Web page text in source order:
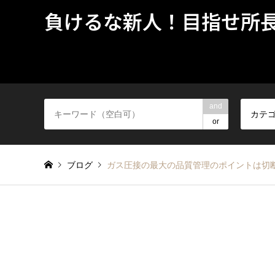
負けるな新人！目指せ所
and
or
カテ
ブログ ガス圧接の最大の品質管理のポイントは切